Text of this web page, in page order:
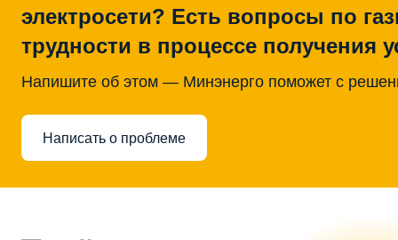
электросети? Есть вопросы по
трудности в процессе получения
Напишите об этом — Минэнерго поможет с
Написать о проблеме